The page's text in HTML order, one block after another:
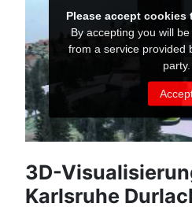
3D-
Karlsruhe